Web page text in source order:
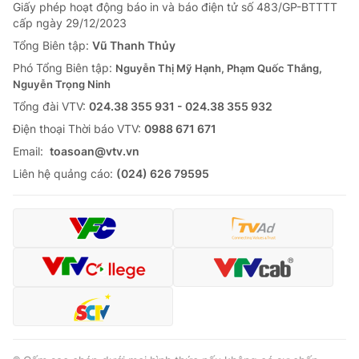
Sản phẩm
Thị trường
Tư vấn
Lịch phát sóng
Chuyên mục khác
Emagazine Podcast
Photo Infographic
Shorts video
VTV Money VTV Thể thao
VTV Sức khoẻ
Giấy phép hoạt động báo in và báo điện tử số 483/GP-BTTTT
cấp ngày 29/12/2023
Tổng Biên tập: Vũ Thanh Thủy
Phó Tổng Biên tập: Nguyễn Thị Mỹ Hạnh, Phạm Quốc Thắng,
Nguyễn Trọng Ninh
Tổng đài VTV: 024.38 355 931 - 024.38 355 932
Ðiện thoại Thời báo VTV: 0988 671 671
Email: toasoan@vtv.vn
Liên hệ quảng cáo: (024) 626 79595